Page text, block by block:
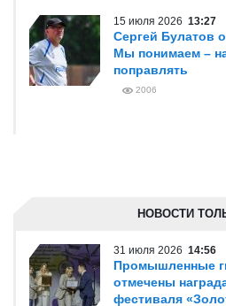
15 июля 2026 13:27
Сергей Булатов
Мы понимаем –
поправлять
2006
НОВОСТИ
31 июля 2026 14:56
Промышленные
отмечены
фестиваля